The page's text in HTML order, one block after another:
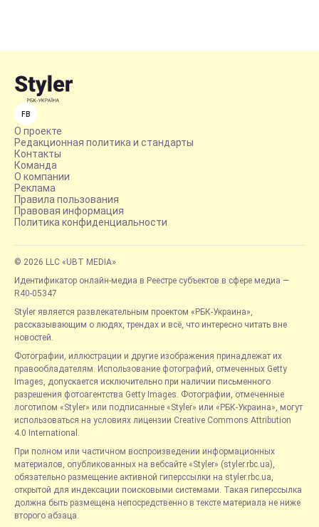
FB
О проекте
Редакционная политика и стандарты
Контакты
Команда
О компании
Реклама
Правила пользования
Правовая информация
Политика конфиденциальности
© 2026 LLC «UBT MEDIA»
Идентификатор онлайн-медиа в Реестре субъектов в сфере медиа —
R40-05347
Styler является развлекательным проектом «РБК-Украина»,
рассказывающим о людях, трендах и всё, что интересно читать вне
новостей.
Фотографии, иллюстрации и другие изображения принадлежат их
правообладателям. Использование фотографий, отмеченных Getty
Images, допускается исключительно при наличии письменного
разрешения фотоагентства Getty Images. Фотографии, отмеченные
логотипом «Styler» или подписанные «Styler» или «РБК-Украина», могут
использоваться на условиях лицензии Creative Commons Attribution
4.0 International.
При полном или частичном воспроизведении информационных
материалов, опубликованных на вебсайте «Styler» (styler.rbc.ua),
обязательно размещение активной гиперссылки на styler.rbc.ua,
открытой для индексации поисковыми системами. Такая гиперссылка
должна быть размещена непосредственно в тексте материала не ниже
второго абзаца.